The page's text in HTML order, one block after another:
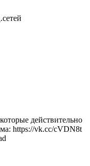
действительно
https://vk.cc/cVDN8t